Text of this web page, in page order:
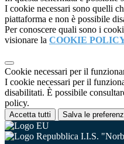
I cookie necessari sono quelli
piattaforma e non è possibile
Per conoscere quali sono i
visionare la COOKIE
Cookie necessari per il
I cookie necessari per il
disabilitati. È possibile
policy.
Accetta tutti Salva le
I.I.S.